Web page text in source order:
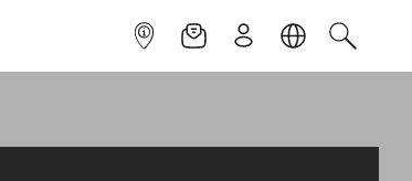
INFOPOINTNEWSLETTER
ISCRIVITILINGUACERCA